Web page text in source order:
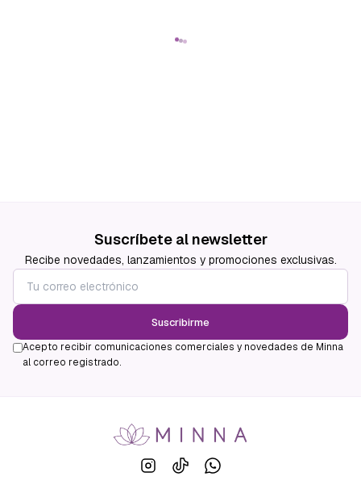
Suscríbete al newsletter
Recibe novedades, lanzamientos y promociones exclusivas.
Suscribirme
Acepto recibir comunicaciones comerciales y novedades de Minna
al correo registrado.